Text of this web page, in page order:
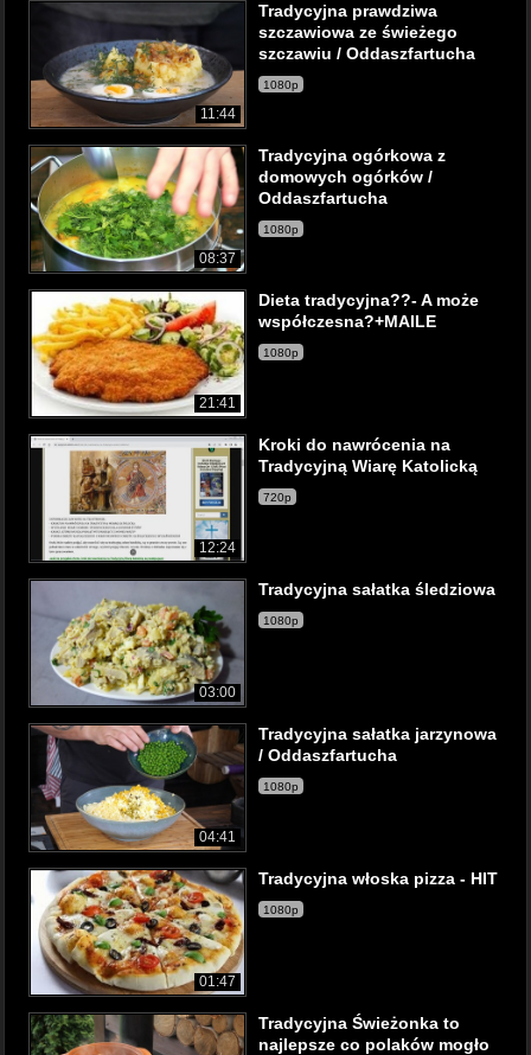
11:44
Tradycyjna prawdziwa
szczawiowa ze świeżego
szczawiu / Oddaszfartucha
1080p
08:37
Tradycyjna ogórkowa z
domowych ogórków /
Oddaszfartucha
1080p
21:41
Dieta tradycyjna??- A może
współczesna?+MAILE
1080p
12:24
Kroki do nawrócenia na
Tradycyjną Wiarę Katolicką
720p
03:00
Tradycyjna sałatka śledziowa
1080p
04:41
Tradycyjna sałatka jarzynowa
/ Oddaszfartucha
1080p
01:47
Tradycyjna włoska pizza - HIT
1080p
Tradycyjna Świeżonka to
najlepsze co polaków mogło